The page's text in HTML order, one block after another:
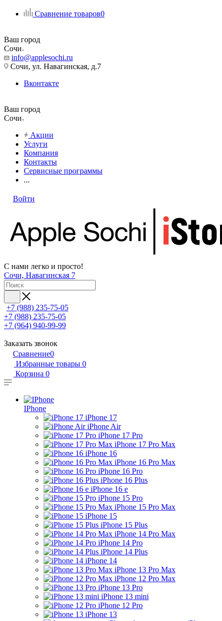
Сравнение товаров0
Ваш город
Сочи
info@applesochi.ru
Сочи, ул. Навагинская, д.7
Вконтакте
Ваш город
Сочи
Акции
Услуги
Компания
Контакты
Сервисные программы
...
Войти
С нами легко и просто!
Сочи, Навагинская 7
+7 (988) 235-75-05
+7 (988) 235-75-05
+7 (964) 940-99-99
Заказать звонок
Сравнение0
Избранные товары 0
Корзина 0
IPhone
iPhone 17
iPhone Air
iPhone 17 Pro
iPhone 17 Pro Max
iPhone 16
iPhone 16 Pro Max
iPhone 16 Pro
iPhone 16 Plus
iPhone 16 e
iPhone 15 Pro
iPhone 15 Pro Max
iPhone 15
iPhone 15 Plus
iPhone 14 Pro Max
iPhone 14 Pro
iPhone 14 Plus
iPhone 14
iPhone 13 Pro Max
iPhone 12 Pro Max
iPhone 13 Pro
iPhone 13 mini
iPhone 12 Pro
iPhone 13